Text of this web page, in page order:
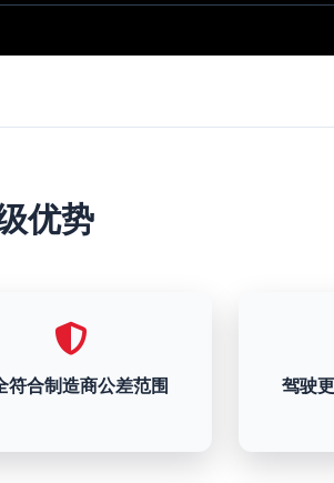
优势
符合制造商公差范围 驾驶